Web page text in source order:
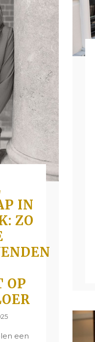
IN
ZO
OP
een